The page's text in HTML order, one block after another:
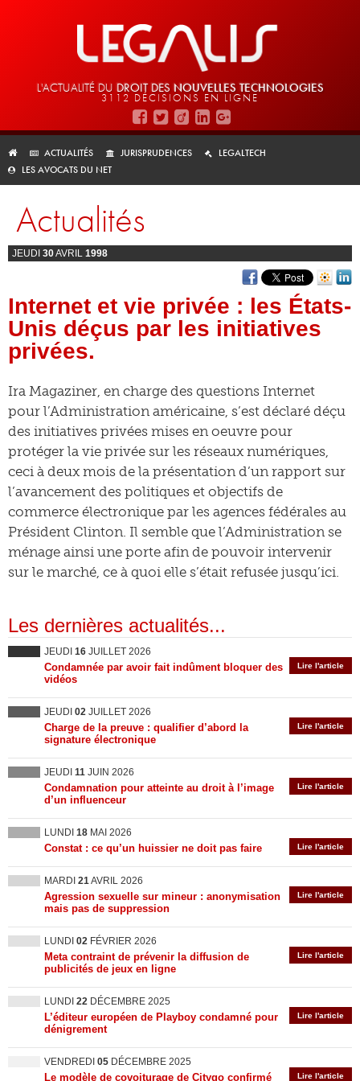
L'ACTUALITÉ DU DROIT DES NOUVELLES TECHNOLOGIES
3112 DÉCISIONS EN LIGNE
ACTUALITÉS JURISPRUDENCES
LEGALTECH
LES AVOCATS DU NET
Actualités
JEUDI 30AVRIL 1998
Internet et vie privée : les États-
Unis déçus par les initiatives
privées.
Ira Magaziner, en charge des questions Internet
pour l’Administration américaine, s’est déclaré déçu
des initiatives privées mises en oeuvre pour
protéger la vie privée sur les réseaux numériques,
ceci à deux mois de la présentation d’un rapport sur
l’avancement des politiques et objectifs de
commerce électronique par les agences fédérales au
Président Clinton. Il semble que l’Administration se
ménage ainsi une porte afin de pouvoir intervenir
sur le marché, ce à quoi elle s’était refusée jusqu’ici.
Les dernières actualités...
JEUDI 16 JUILLET 2026
Lire l'article
Condamnée par avoir fait indûment bloquer des
vidéos
JEUDI 02 JUILLET 2026
Lire l'article
Charge de la preuve : qualifier d’abord la
signature électronique
JEUDI 11 JUIN 2026
Lire l'article
Condamnation pour atteinte au droit à l’image
d’un influenceur
LUNDI 18 MAI 2026
Lire l'article
Constat : ce qu’un huissier ne doit pas faire
MARDI 21AVRIL 2026
Lire l'article
Agression sexuelle sur mineur : anonymisation
mais pas de suppression
LUNDI 02 FÉVRIER 2026
Lire l'article
Meta contraint de prévenir la diffusion de
publicités de jeux en ligne
LUNDI 22 DÉCEMBRE 2025
Lire l'article
L’éditeur européen de Playboy condamné pour
dénigrement
VENDREDI 05 DÉCEMBRE 2025
Lire l'article
Le modèle de covoiturage de Citygo confirmé